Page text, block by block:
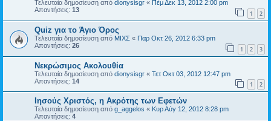
Τελευταία δημοσίευση από dionysisgr « Πέμ Δεκ 13, 2012 2:00 pm
Απαντήσεις: 13 1 2
Quiz για το Άγιο Όρος
Τελευταία δημοσίευση από ΜΙΧΣ « Παρ Οκτ 26, 2012 6:33 pm
Απαντήσεις: 26 1 2 3
Νεκρώσιμος Ακολουθία
Τελευταία δημοσίευση από dionysisgr « Τετ Οκτ 03, 2012 12:47 pm
Απαντήσεις: 14 1 2
Ιησούς Χριστός, η Ακρότης των Εφετών
Τελευταία δημοσίευση από g_aggelos « Κυρ Αύγ 12, 2012 8:28 pm
Απαντήσεις: 4